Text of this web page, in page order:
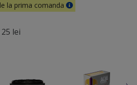
la prima comanda
lei